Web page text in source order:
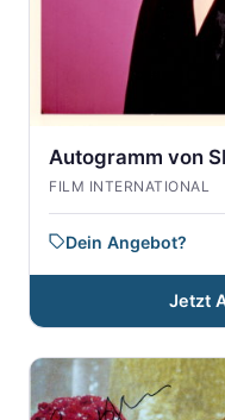
Autogramm von
FILM INTERNATIONAL
Dein Angebot?
Jetzt